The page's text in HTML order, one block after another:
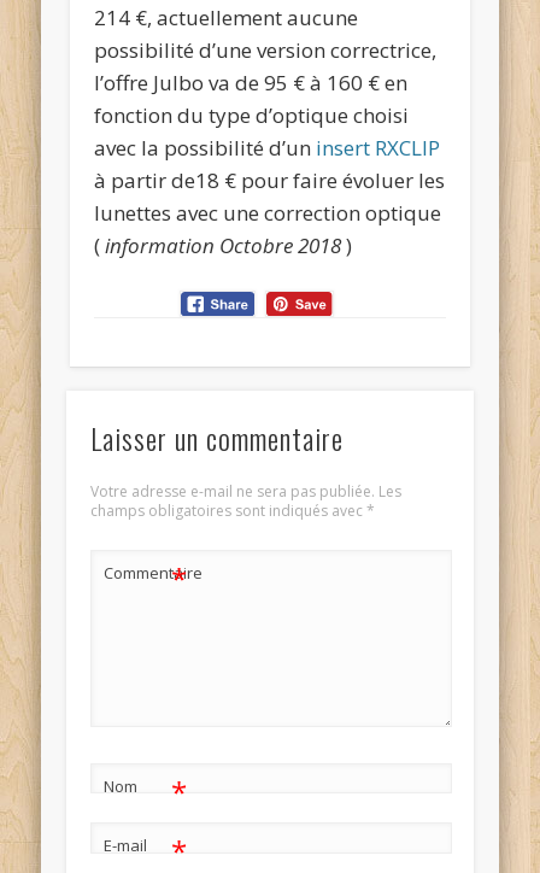
214 €, actuellement aucune
possibilité d’une version correctrice,
l’offre Julbo va de 95 € à 160 € en
fonction du type d’optique choisi
avec la possibilité d’un insert RXCLIP
à partir de18 € pour faire évoluer les
lunettes avec une correction optique
(information Octobre 2018)
Laisser un commentaire
Votre adresse e-mail ne sera pas publiée. Les
champs obligatoires sont indiqués avec*
Commentaire
*
Nom *
E-mail *